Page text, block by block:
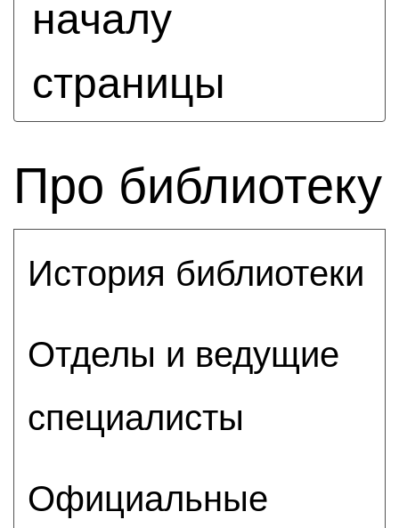
началу
страницы
Про библиотеку
История библиотеки
Отделы и ведущие
специалисты
Официальные